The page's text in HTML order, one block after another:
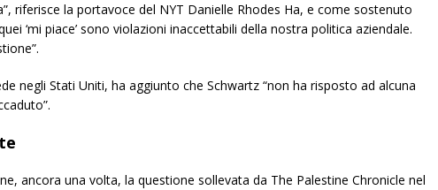
riferisce la portavoce del NYT Danielle Rhodes Ha, e come sostenuto
‘mi piace’ sono violazioni inaccettabili della nostra politica aziendale.
negli Stati Uniti, ha aggiunto che Schwartz “non ha risposto ad alcuna
ancora una volta, la questione sollevata da The Palestine Chronicle nel